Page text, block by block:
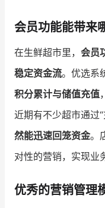
会员功能能带来
在生鲜超市里， 会员
稳定资金流。优选系
积分累计与储值充值
近期有不少超市通过“
然能迅速回笼资金。
对性的营销，实现业
优秀的营销管理